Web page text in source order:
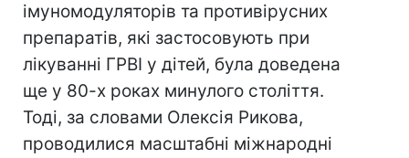
імуномодуляторів та противірусних
препаратів, які застосовують при
лікуванні ГРВІ у дітей, була доведена
ще у 80-х роках минулого століття.
Тоді, за словами Олексія Рикова,
проводилися масштабні міжнародні